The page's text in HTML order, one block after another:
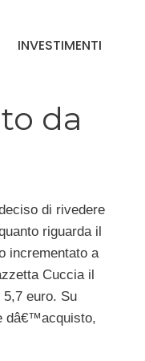
INVESTIMENTI
da
di rivedere
riguarda il
incrementato a
Cuccia il
euro. Su
dâ€™acquisto,